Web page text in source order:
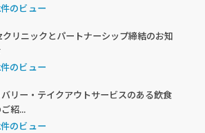
のビュー
リニックとパートナーシップ締結のお知
のビュー
リー・テイクアウトサービスのある飲食
紹...
のビュー